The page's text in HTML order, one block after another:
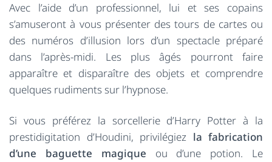
Avec l’aide d’un professionnel, lui et ses copains
s’amuseront à vous présenter des tours de cartes ou
des numéros d’illusion lors d’un spectacle préparé
dans l’après-midi. Les plus âgés pourront faire
apparaître et disparaître des objets et comprendre
quelques rudiments sur l’hypnose.
Si vous préférez la sorcellerie d’Harry Potter à la
prestidigitation d’Houdini, privilégiez la fabrication
d’une baguette magique ou d’une potion. Le